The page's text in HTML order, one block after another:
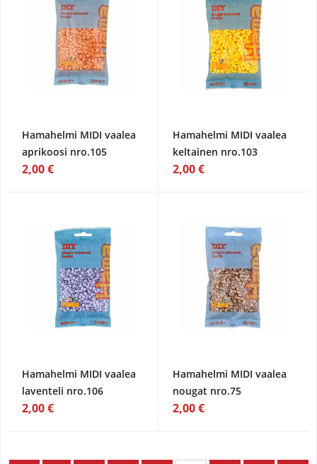
Hamahelmi MIDI vaalea
aprikoosi nro.105
2,00 €
Hamahelmi MIDI vaalea
keltainen nro.103
2,00 €
Hamahelmi MIDI vaalea
laventeli nro.106
2,00 €
Hamahelmi MIDI vaalea
nougat nro.75
2,00 €